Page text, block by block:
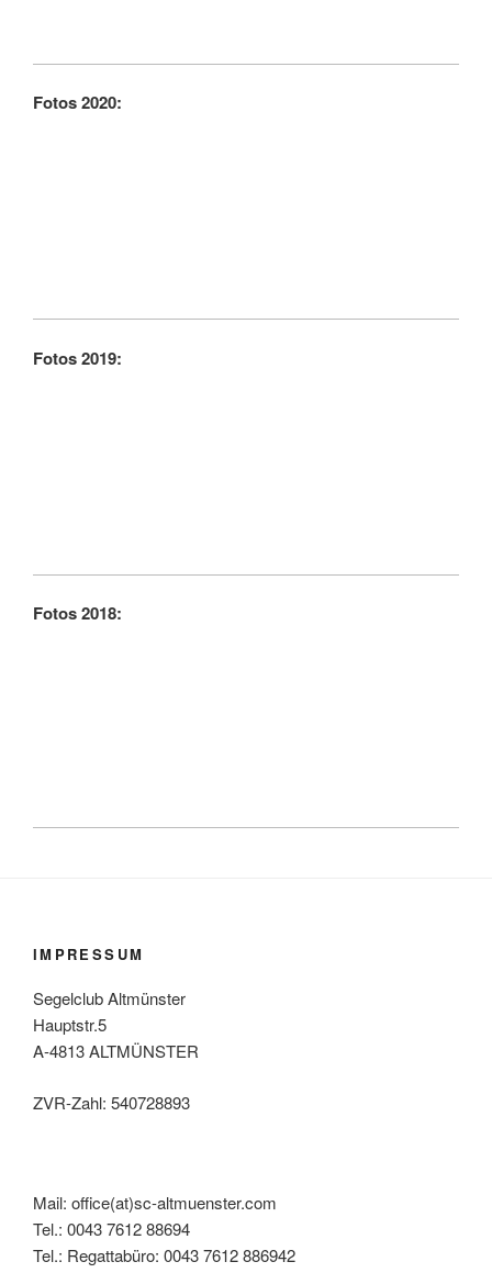
Fotos 2020:
Fotos 2019:
Fotos 2018:
IMPRESSUM
Segelclub Altmünster
Hauptstr.5
A-4813 ALTMÜNSTER
ZVR-Zahl: 540728893
Mail: office(at)sc-altmuenster.com
Tel.: 0043 7612 88694
Tel.: Regattabüro: 0043 7612 886942